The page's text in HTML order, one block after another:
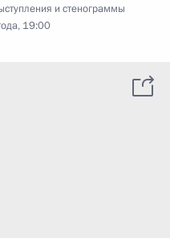
и стенограммы
19:00